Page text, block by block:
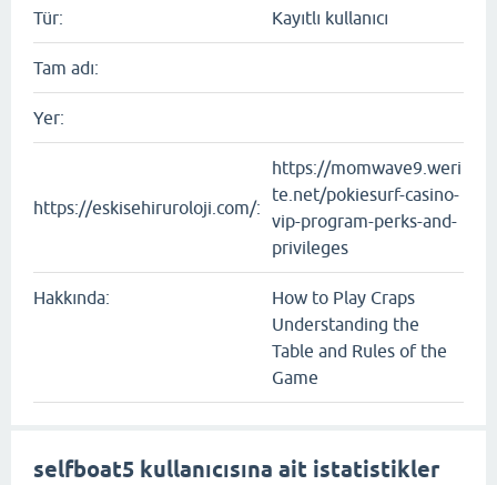
Tür: Kayıtlı kullanıcı
Tam adı:
Yer:
https://eskisehiruroloji.com/:
https://momwave9.weri
te.net/pokiesurf-casino-
vip-program-perks-and-
privileges
Hakkında:
How to Play Craps
Understanding the
Table and Rules of the
Game
selfboat5 kullanıcısına ait istatistikler